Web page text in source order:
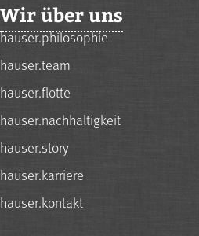
Wir über uns
hauser.philosophie
hauser.team
hauser.flotte
hauser.nachhaltigkeit
hauser.story
hauser.karriere
hauser.kontakt